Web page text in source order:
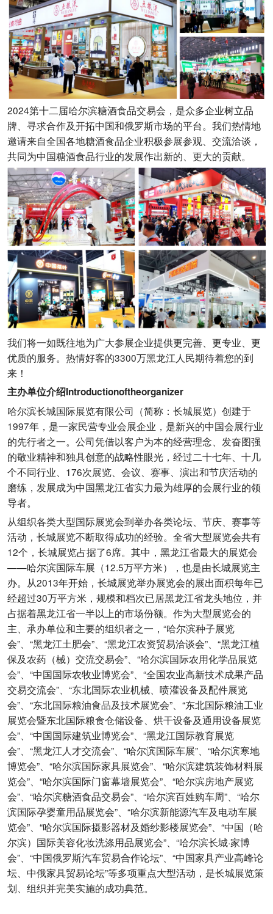
2024第十二届哈尔滨糖酒食品交易会，是众多企业树立品
牌、寻求合作及开拓中国和俄罗斯市场的平台。我们热情地
邀请来自全国各地糖酒食品企业积极参展参观、交流洽谈，
共同为中国糖酒食品行业的发展作出新的、更大的贡献。
我们将一如既往地为广大参展企业提供更完善、更专业、更
优质的服务。热情好客的3300万黑龙江人民期待着您的到
来！
主办单位介绍Introductionoftheorganizer
哈尔滨长城国际展览有限公司（简称：长城展览）创建于
1997年，是一家民营专业会展企业，是新兴的中国会展行业
的先行者之一。公司凭借以客户为本的经营理念、发奋图强
的敬业精神和独具创意的战略性眼光，经过二十七年、十几
个不同行业、176次展览、会议、赛事、演出和节庆活动的
磨练，发展成为中国黑龙江省实力最为雄厚的会展行业的领
导者。
从组织各类大型国际展览会到举办各类论坛、节庆、赛事等
活动，长城展览不断取得成功的经验。全省大型展览会共有
12个，长城展览占据了6席。其中，黑龙江省最大的展览会
——哈尔滨国际车展（12.5万平方米），也是由长城展览主
办。从2013年开始，长城展览举办展览会的展出面积每年已
经超过30万平方米，规模和档次已居黑龙江省龙头地位，并
占据着黑龙江省一半以上的市场份额。作为大型展览会的
主、承办单位和主要的组织者之一，“哈尔滨种子展览
会”、“黑龙江土肥会”、“黑龙江农资贸易洽谈会”、“黑龙江植
保及农药（械）交流交易会”、“哈尔滨国际农用化学品展览
会”、“中国国际农牧业博览会”、“全国农业高新技术成果产品
交易交流会”、“东北国际农业机械、喷灌设备及配件展览
会”、“东北国际粮油食品及技术展览会”、“东北国际粮油工业
展览会暨东北国际粮食仓储设备、烘干设备及通用设备展览
会”、“中国国际建筑业博览会”、“黑龙江国际教育展览
会”、“黑龙江人才交流会”、“哈尔滨国际车展”、“哈尔滨寒地
博览会”、“哈尔滨国际家具展览会”、“哈尔滨建筑装饰材料展
览会”、“哈尔滨国际门窗幕墙展览会”、“哈尔滨房地产展览
会”、“哈尔滨糖酒食品交易会”、“哈尔滨百姓购车周”、“哈尔
滨国际孕婴童用品展览会”、“哈尔滨新能源汽车及电动车展
览会”、“哈尔滨国际摄影器材及婚纱影楼展览会”、“中国（哈
尔滨）国际美容化妆洗涤用品展览会”、“哈尔滨长城·家博
会”、“中国俄罗斯汽车贸易合作论坛”、“中国家具产业高峰论
坛、中俄家具贸易论坛”等多项重点大型活动，是长城展览策
划、组织并完美实施的成功典范。